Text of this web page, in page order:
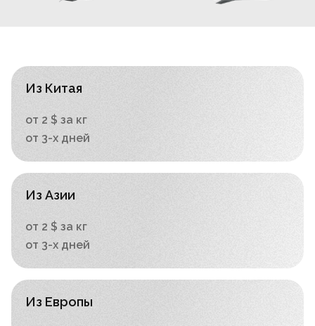
Из Китая
от 2 $ за кг
от 3-х дней
Из Азии
от 2 $ за кг
от 3-х дней
Из Европы